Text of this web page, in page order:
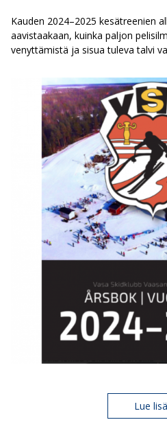
Kauden 2024–2025 kesätreenien
aavistaakaan, kuinka paljon
venyttämistä ja sisua tuleva talvi
Lue